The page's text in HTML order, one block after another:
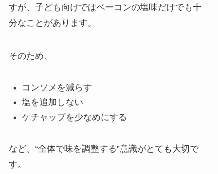
すが、子ども向けではベーコンの塩味だけでも十
分なことがあります。
そのため、
コンソメを減らす
塩を追加しない
ケチャップを少なめにする
など、“全体で味を調整する”意識がとても大切で
す。